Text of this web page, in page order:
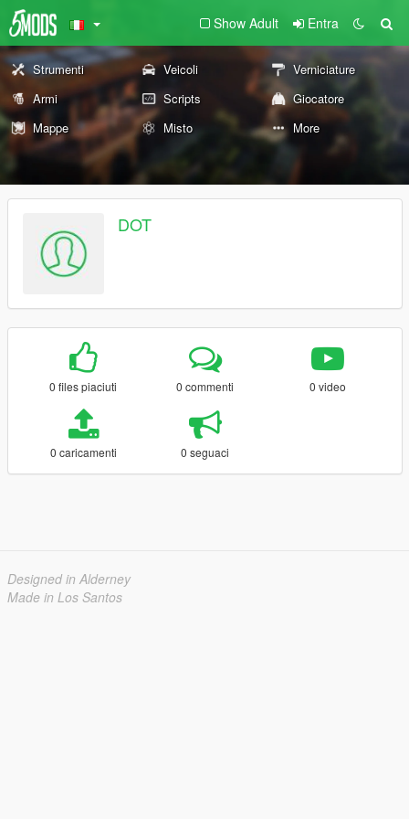
Show Adult Entra
Strumenti Veicoli
Verniciature
Armi
Scripts
Giocatore
Mappe
Misto More
DOT
0 files piaciuti 0 commenti 0 video
0 caricamenti 0 seguaci
Designed in Alderney
Made in Los Santos